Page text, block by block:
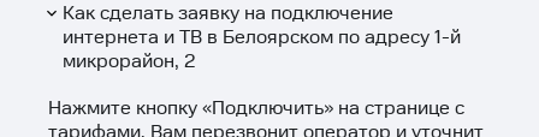
Как сделать заявку на подключение
интернета и ТВ в Белоярском по адресу 1-й
микрорайон, 2
Нажмите кнопку «Подключить» на странице с